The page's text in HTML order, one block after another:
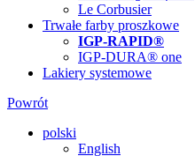
Le Corbusier
Trwałe farby proszkowe
IGP-RAPID®
IGP-DURA® one
Lakiery systemowe
Powrót
polski
English